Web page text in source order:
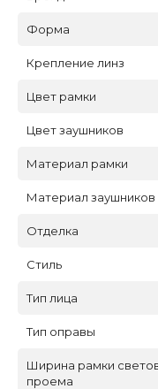
Форма
Крепление линз
Цвет рамки
Цвет заушников
Материал рамки
Материал заушников
Отделка
Стиль
Тип лица
Тип оправы
Ширина рамки
проема